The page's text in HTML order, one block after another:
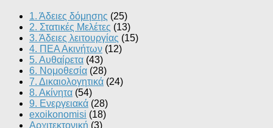
1. Άδειες δόμησης (25)
2. Στατικές Μελέτες (13)
3. Άδειες λειτουργίας (15)
4. ΠΕΑ Ακινήτων (12)
5. Αυθαίρετα (43)
6. Νομοθεσία (28)
7. Δικαιολογητικά (24)
8. Ακίνητα (54)
9. Ενεργειακά (28)
exoikonomisi (18)
Αρχιτεκτονική (3)